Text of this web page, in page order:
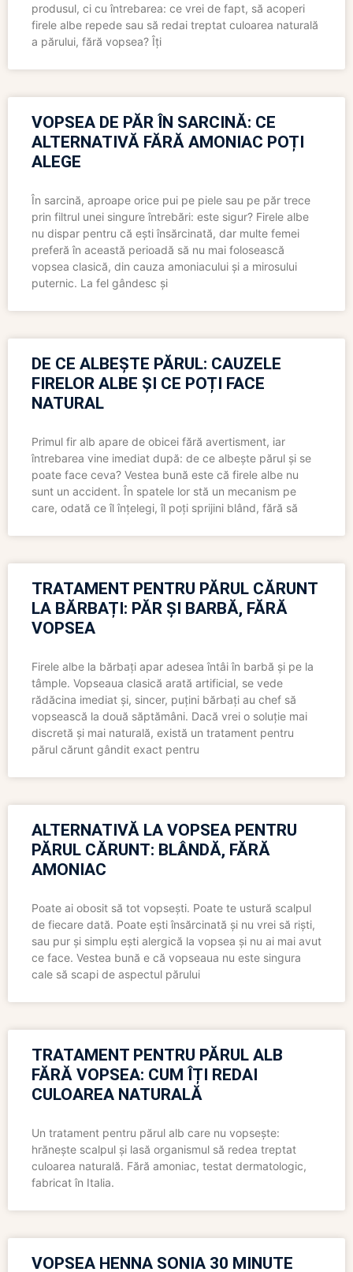
produsul, ci cu întrebarea: ce vrei de fapt, să acoperi
firele albe repede sau să redai treptat culoarea naturală
a părului, fără vopsea? Îți
VOPSEA DE PĂR ÎN SARCINĂ: CE
ALTERNATIVĂ FĂRĂ AMONIAC POȚI
ALEGE
În sarcină, aproape orice pui pe piele sau pe păr trece
prin filtrul unei singure întrebări: este sigur? Firele albe
nu dispar pentru că ești însărcinată, dar multe femei
preferă în această perioadă să nu mai folosească
vopsea clasică, din cauza amoniacului și a mirosului
puternic. La fel gândesc și
DE CE ALBEȘTE PĂRUL: CAUZELE
FIRELOR ALBE ȘI CE POȚI FACE
NATURAL
Primul fir alb apare de obicei fără avertisment, iar
întrebarea vine imediat după: de ce albește părul și se
poate face ceva? Vestea bună este că firele albe nu
sunt un accident. În spatele lor stă un mecanism pe
care, odată ce îl înțelegi, îl poți sprijini blând, fără să
TRATAMENT PENTRU PĂRUL CĂRUNT
LA BĂRBAȚI: PĂR ȘI BARBĂ, FĂRĂ
VOPSEA
Firele albe la bărbați apar adesea întâi în barbă și pe la
tâmple. Vopseaua clasică arată artificial, se vede
rădăcina imediat și, sincer, puțini bărbați au chef să
vopsească la două săptămâni. Dacă vrei o soluție mai
discretă și mai naturală, există un tratament pentru
părul cărunt gândit exact pentru
ALTERNATIVĂ LA VOPSEA PENTRU
PĂRUL CĂRUNT: BLÂNDĂ, FĂRĂ
AMONIAC
Poate ai obosit să tot vopsești. Poate te ustură scalpul
de fiecare dată. Poate ești însărcinată și nu vrei să riști,
sau pur și simplu ești alergică la vopsea și nu ai mai avut
ce face. Vestea bună e că vopseaua nu este singura
cale să scapi de aspectul părului
TRATAMENT PENTRU PĂRUL ALB
FĂRĂ VOPSEA: CUM ÎȚI REDAI
CULOAREA NATURALĂ
Un tratament pentru părul alb care nu vopsește:
hrănește scalpul și lasă organismul să redea treptat
culoarea naturală. Fără amoniac, testat dermatologic,
fabricat în Italia.
VOPSEA HENNA SONIA 30 MINUTE